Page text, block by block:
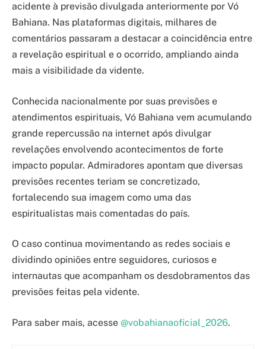
acidente à previsão divulgada anteriormente por Vó
Bahiana. Nas plataformas digitais, milhares de
comentários passaram a destacar a coincidência entre
a revelação espiritual e o ocorrido, ampliando ainda
mais a visibilidade da vidente.
Conhecida nacionalmente por suas previsões e
atendimentos espirituais, Vó Bahiana vem acumulando
grande repercussão na internet após divulgar
revelações envolvendo acontecimentos de forte
impacto popular. Admiradores apontam que diversas
previsões recentes teriam se concretizado,
fortalecendo sua imagem como uma das
espiritualistas mais comentadas do país.
O caso continua movimentando as redes sociais e
dividindo opiniões entre seguidores, curiosos e
internautas que acompanham os desdobramentos das
previsões feitas pela vidente.
Para saber mais, acesse @vobahianaoficial_2026.